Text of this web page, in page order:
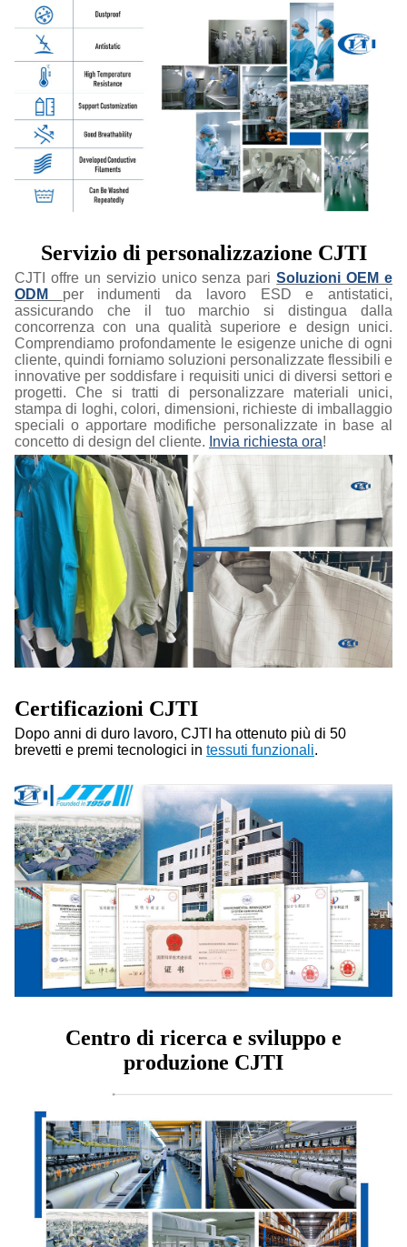
Servizio di personalizzazione CJTI
CJTI offre un servizio unico senza pariSoluzioni OEM e
ODM
per indumenti da lavoro ESD e antistatici,
assicurando che il tuo marchio si distingua dalla
concorrenza con una qualità superiore e design unici.
Comprendiamo profondamente le esigenze uniche di ogni
cliente, quindi forniamo soluzioni personalizzate flessibili e
innovative per soddisfare i requisiti unici di diversi settori e
progetti. Che si tratti di personalizzare materiali unici,
stampa di loghi, colori, dimensioni, richieste di imballaggio
speciali o apportare modifiche personalizzate in base al
concetto di design del cliente. Invia richiesta ora!
Certificazioni CJTI
Dopo anni di duro lavoro, CJTI ha ottenuto più di 50
brevetti e premi tecnologici in tessuti funzionali.
Centro di ricerca e sviluppo e
produzione CJTI